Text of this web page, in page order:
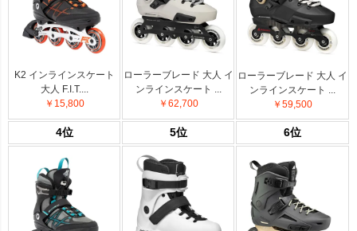
K2 インラインスケート
大人 F.I.T....
￥15,800
ローラーブレード 大人 イ
ンラインスケート ...
￥62,700
ローラーブレード 大人 イ
ンラインスケート ...
￥59,500
4位 5位 6位